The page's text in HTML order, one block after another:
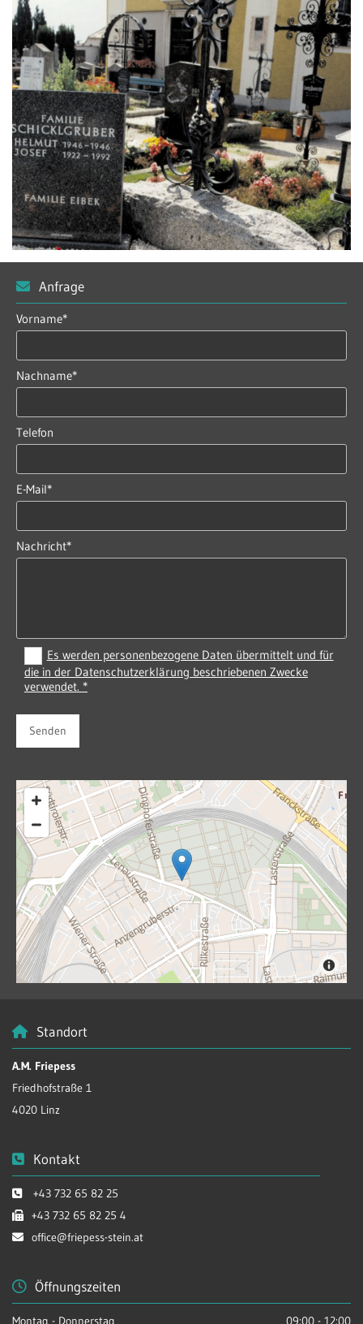
 Anfrage
Vorname*
Nachname*
Telefon
E-Mail*
Nachricht*
Es werden personenbezogene Daten übermittelt und für
die in der Datenschutzerklärung beschriebenen Zwecke
verwendet. *
 Standort
A.M. Friepess
Friedhofstraße 1
4020 Linz
 Kontakt
 +43 732 65 82 25
 +43 732 65 82 25 4
 office@friepess-stein.at
Öffnungszeiten
Montag - Donnerstag 09:00 - 12:00